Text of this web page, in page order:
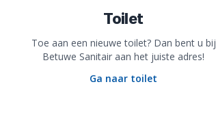
Toilet
Toe aan een nieuwe toilet? Dan bent u bij
Betuwe Sanitair aan het juiste adres!
Ga naar toilet